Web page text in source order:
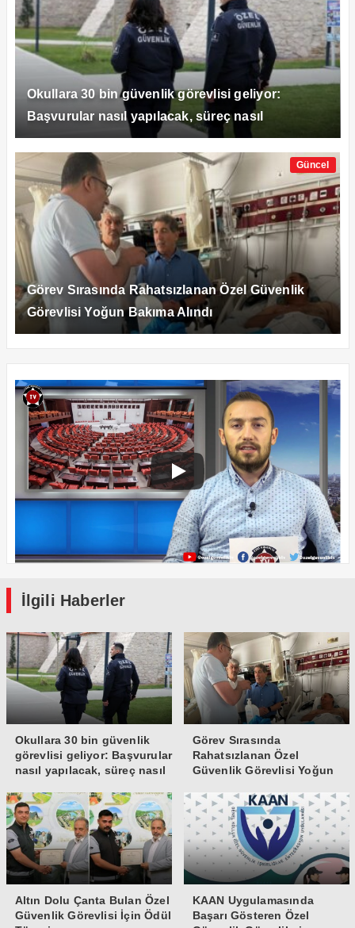
Okullara 30 bin güvenlik görevlisi geliyor:
Başvurular nasıl yapılacak, süreç nasıl
işleyecek?
Güncel
Görev Sırasında Rahatsızlanan Özel Güvenlik
Görevlisi Yoğun Bakıma Alındı
İlgili Haberler
Okullara 30 bin güvenlik
görevlisi geliyor: Başvurular
nasıl yapılacak, süreç nasıl
Görev Sırasında
Rahatsızlanan Özel
Güvenlik Görevlisi Yoğun
Altın Dolu Çanta Bulan Özel
Güvenlik Görevlisi İçin Ödül
KAAN Uygulamasında
Başarı Gösteren Özel